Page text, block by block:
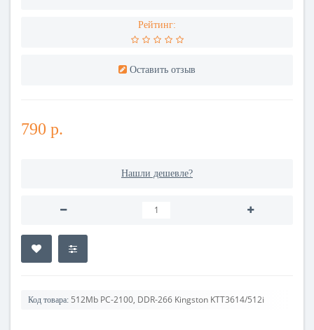
Рейтинг:
Оставить отзыв
790 р.
Нашли дешевле?
Код товара: 512Mb PC-2100, DDR-266 Kingston KTT3614/512i